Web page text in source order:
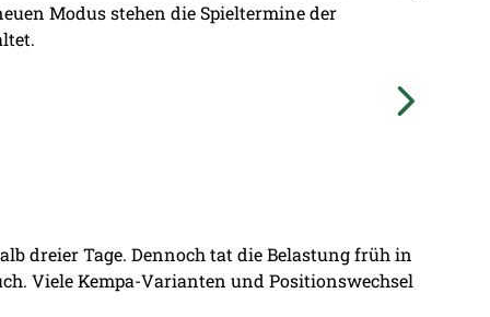
Modus stehen die Spieltermine der
dreier Tage. Dennoch tat die Belastung früh in
Viele Kempa-Varianten und Positionswechsel